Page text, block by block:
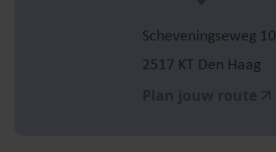
Scheveningseweg 10
2517 KT Den Haag